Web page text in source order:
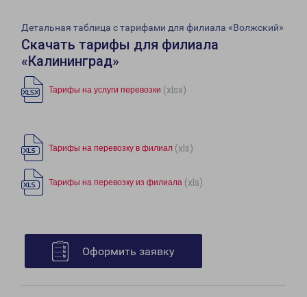
Детальная таблица с тарифами для филиала «Волжский»
Скачать тарифы для филиала
«Калининград»
Тарифы на услуги перевозки (xlsx)
Тарифы на перевозку в филиал (xls)
Тарифы на перевозку из филиала (xls)
Оформить заявку